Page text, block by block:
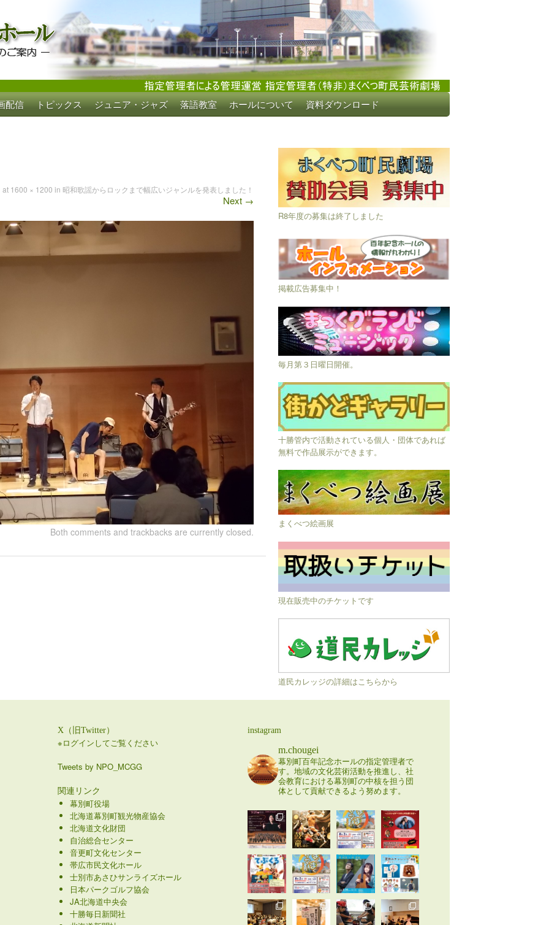
ール
配信 トピックス ジュニア・ジャズ 落語教室 ホールについて 資料ダウンロード
at 1600 × 1200 in 昭和歌謡からロックまで幅広いジャンルを発表しました！
Next →
Both comments and trackbacks are currently closed.
R8年度の募集は終了しました
掲載広告募集中！
毎月第３日曜日開催。
十勝管内で活動されている個人・団体であれば
無料で作品展示ができます。
まくべつ絵画展
現在販売中のチケットです
道民カレッジの詳細はこちらから
X（旧Twitter）
※ログインしてご覧ください
Tweets by NPO_MCGG
関連リンク
幕別町役場
北海道幕別町観光物産協会
北海道文化財団
自治総合センター
音更町文化センター
帯広市民文化ホール
士別市あさひサンライズホール
日本パークゴルフ協会
JA北海道中央会
十勝毎日新聞社
instagram
m.chougei
幕別町百年記念ホールの指定管理者で
す。地域の文化芸術活動を推進し、社
会教育における幕別町の中核を担う団
体として貢献できるよう努めます。